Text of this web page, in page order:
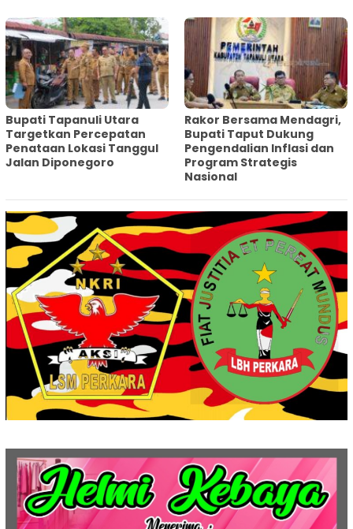
‎Bupati Tapanuli Utara
Targetkan Percepatan
Penataan Lokasi Tanggul
Jalan Diponegoro
Rakor Bersama Mendagri,
Bupati Taput Dukung
Pengendalian Inflasi dan
Program Strategis
Nasional‎